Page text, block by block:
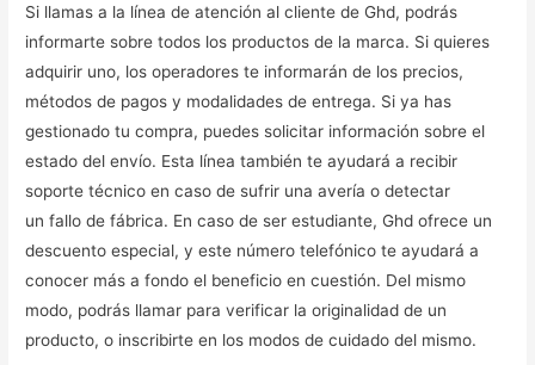
Si llamas a la línea de atención al cliente de Ghd, podrás
informarte sobre todos los productos de la marca. Si quieres
adquirir uno, los operadores te informarán de los precios,
métodos de pagos y modalidades de entrega. Si ya has
gestionado tu compra, puedes solicitar información sobre el
estado del envío. Esta línea también te ayudará a recibir
soporte técnico en caso de sufrir una avería o detectar
un fallo de fábrica. En caso de ser estudiante, Ghd ofrece un
descuento especial, y este número telefónico te ayudará a
conocer más a fondo el beneficio en cuestión. Del mismo
modo, podrás llamar para verificar la originalidad de un
producto, o inscribirte en los modos de cuidado del mismo.